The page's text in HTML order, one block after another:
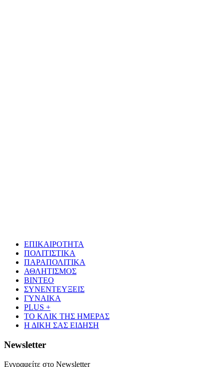
ΕΠΙΚΑΙΡΟΤΗΤΑ
ΠΟΛΙΤΙΣΤΙΚΑ
ΠΑΡΑΠΟΛΙΤΙΚΑ
ΑΘΛΗΤΙΣΜΟΣ
ΒΙΝΤΕΟ
ΣΥΝΕΝΤΕΥΞΕΙΣ
ΓΥΝΑΙΚΑ
PLUS +
ΤΟ ΚΛΙΚ ΤΗΣ ΗΜΕΡΑΣ
Η ΔΙΚΗ ΣΑΣ ΕΙΔΗΣΗ
Newsletter
Εγγραφείτε στο Newsletter